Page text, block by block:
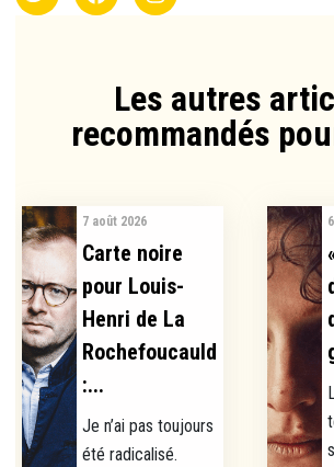
Les autres
recommandés
7 août 2026
Carte noire
pour Louis-
Henri de La
Rochefoucauld
:...
Je n’ai pas toujours
été radicalisé.